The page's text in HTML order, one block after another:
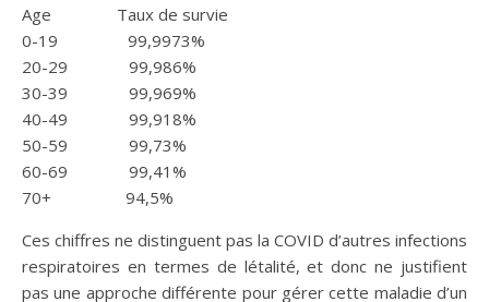
Age Taux de survie
0-19 99,9973%
20-29 99,986%
30-39 99,969%
40-49 99,918%
50-59 99,73%
60-69 99,41%
70+ 94,5%
Ces chiffres ne distinguent pas la COVID d’autres infections
respiratoires en termes de létalité, et donc ne justifient
pas une approche différente pour gérer cette maladie d’un